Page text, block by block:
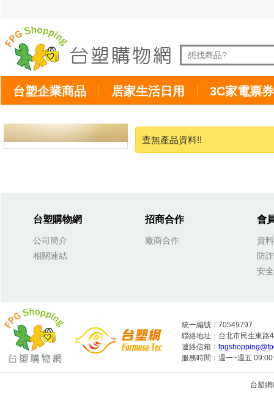
台塑企業商品 居家生活日用 3C家電票券
查無產品資料!!
台塑購物網
公司簡介
相關連結
招商合作
廠商合作
會
資
防
安
統一編號：70549797
聯絡地址：台北市民生東路
連絡信箱：
服務時間：週一~週五
台塑